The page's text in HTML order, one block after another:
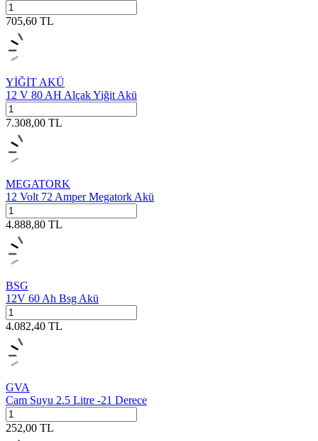
705,60 TL
YİĞİT AKÜ
12 V 80 AH Alçak Yiğit Akü
7.308,00 TL
MEGATORK
12 Volt 72 Amper Megatork Akü
4.888,80 TL
BSG
12V 60 Ah Bsg Akü
4.082,40 TL
GVA
Cam Suyu 2.5 Litre -21 Derece
252,00 TL